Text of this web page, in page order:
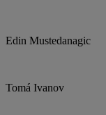
Edin Mustedanagic
Tomá Ivanov